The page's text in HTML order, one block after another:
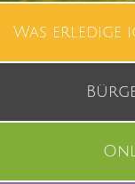
Was erledige